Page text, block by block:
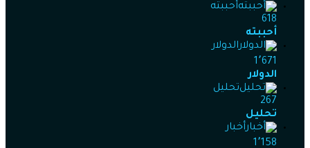
أحببته
618
أحببته
الدولار
1٬671
الدولار
تحليل
267
تحليل
أخبار
1٬158